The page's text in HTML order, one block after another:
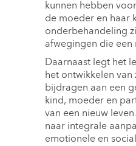
kunnen hebben
de moeder en haar
onderbehandeling
afwegingen die een
Daarnaast legt het
het ontwikkelen
bijdragen aan een
kind, moeder en
van een nieuw
naar integrale
emotionele en